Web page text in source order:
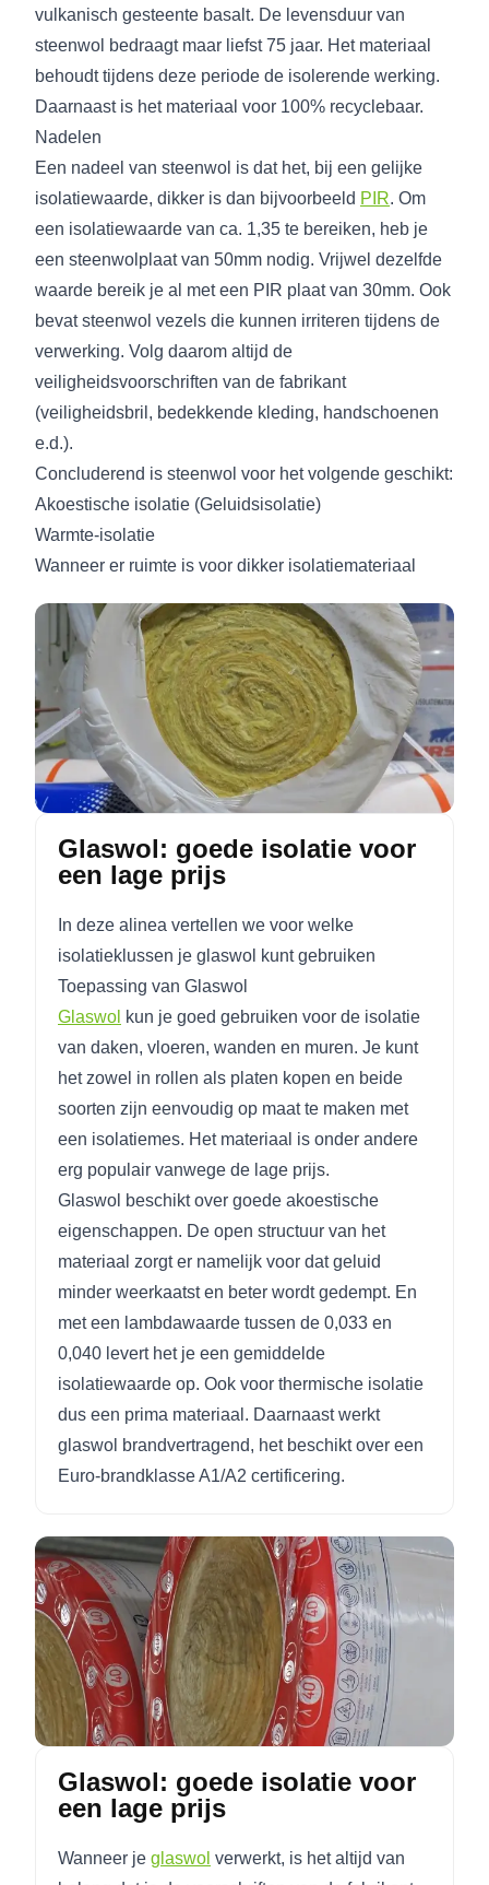
vulkanisch gesteente basalt. De levensduur van
steenwol bedraagt maar liefst 75 jaar. Het materiaal
behoudt tijdens deze periode de isolerende werking.
Daarnaast is het materiaal voor 100% recyclebaar.
Nadelen
Een nadeel van steenwol is dat het, bij een gelijke
isolatiewaarde, dikker is dan bijvoorbeeld PIR. Om
een isolatiewaarde van ca. 1,35 te bereiken, heb je
een steenwolplaat van 50mm nodig. Vrijwel dezelfde
waarde bereik je al met een PIR plaat van 30mm. Ook
bevat steenwol vezels die kunnen irriteren tijdens de
verwerking. Volg daarom altijd de
veiligheidsvoorschriften van de fabrikant
(veiligheidsbril, bedekkende kleding, handschoenen
e.d.).
Concluderend is steenwol voor het volgende geschikt:
Akoestische isolatie (Geluidsisolatie)
Warmte-isolatie
Wanneer er ruimte is voor dikker isolatiemateriaal
Glaswol: goede isolatie voor
een lage prijs
In deze alinea vertellen we voor welke
isolatieklussen je glaswol kunt gebruiken
Toepassing van Glaswol
Glaswol kun je goed gebruiken voor de isolatie
van daken, vloeren, wanden en muren. Je kunt
het zowel in rollen als platen kopen en beide
soorten zijn eenvoudig op maat te maken met
een isolatiemes. Het materiaal is onder andere
erg populair vanwege de lage prijs.
Glaswol beschikt over goede akoestische
eigenschappen. De open structuur van het
materiaal zorgt er namelijk voor dat geluid
minder weerkaatst en beter wordt gedempt. En
met een lambdawaarde tussen de 0,033 en
0,040 levert het je een gemiddelde
isolatiewaarde op. Ook voor thermische isolatie
dus een prima materiaal. Daarnaast werkt
glaswol brandvertragend, het beschikt over een
Euro-brandklasse A1/A2 certificering.
Glaswol: goede isolatie voor
een lage prijs
Wanneer je glaswol verwerkt, is het altijd van